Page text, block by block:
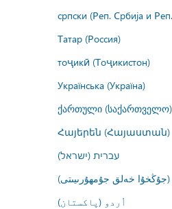
српски (Реп. Србија и
Татар (Россия)
тоҷикӣ (Тоҷикистон)
Українська (Україна)
ქართული (საქართველო)
Հայերեն (Հայաստան)
עברית (ישראל)
(جۇڭخۇا خەلق جۇمھۇرىيىتى)
اُردو (پاکستان)